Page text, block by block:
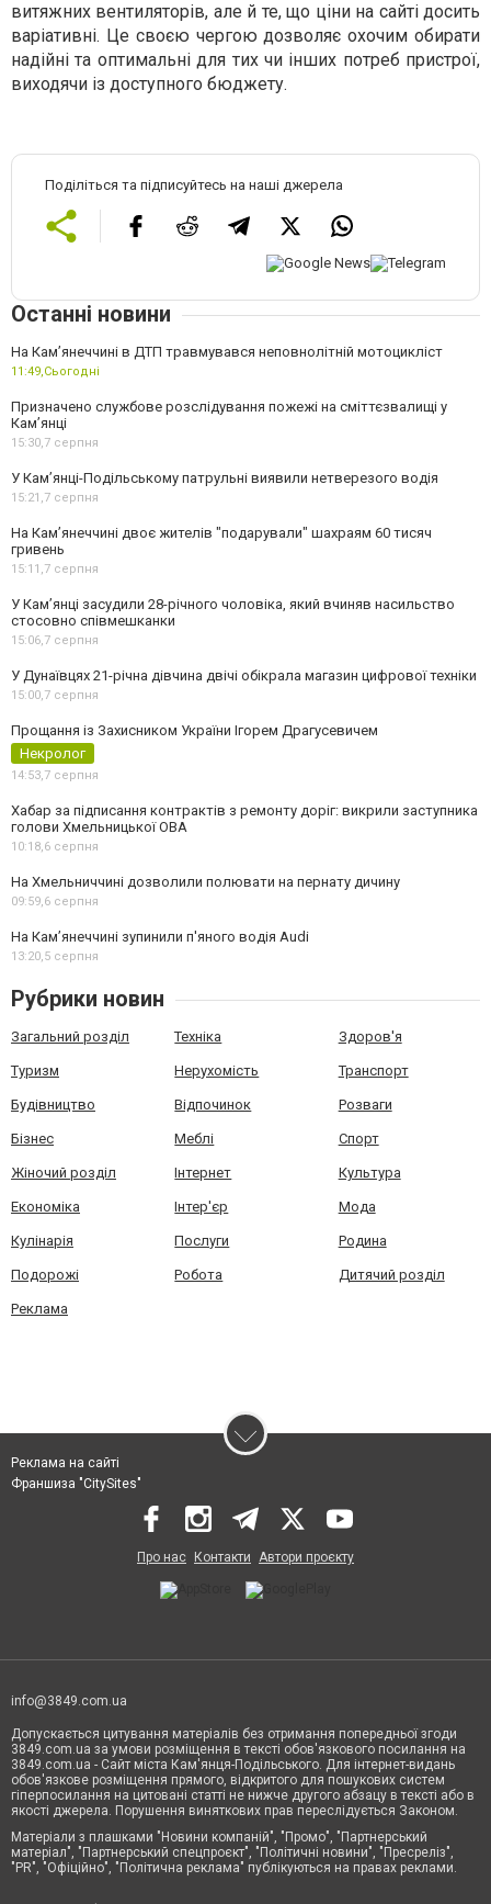
витяжних вентиляторів, але й те, що ціни на сайті досить
варіативні. Це своєю чергою дозволяє охочим обирати
надійні та оптимальні для тих чи інших потреб пристрої,
виходячи із доступного бюджету.
Поділіться та підписуйтесь на наші джерела
Останні новини
На Кам’янеччині в ДТП травмувався неповнолітній мотоцикліст
11:49, Сьогодні
Призначено службове розслідування пожежі на сміттєзвалищі у
Кам’янці
15:30, 7 серпня
У Кам’янці-Подільському патрульні виявили нетверезого водія
15:21, 7 серпня
На Камʼянеччині двоє жителів "подарували" шахраям 60 тисяч
гривень
15:11, 7 серпня
У Камʼянці засудили 28-річного чоловіка, який вчиняв насильство
стосовно співмешканки
15:06, 7 серпня
У Дунаївцях 21-річна дівчина двічі обікрала магазин цифрової техніки
15:00, 7 серпня
Прощання із Захисником України Ігорем Драгусевичем
Некролог
14:53, 7 серпня
Хабар за підписання контрактів з ремонту доріг: викрили заступника
голови Хмельницької ОВА
10:18, 6 серпня
На Хмельниччині дозволили полювати на пернату дичину
09:59, 6 серпня
На Камʼянеччині зупинили п'яного водія Audi
13:20, 5 серпня
Рубрики новин
Загальний розділ Техніка Здоров'я
Туризм Нерухомість Транспорт
Будівництво Відпочинок Розваги
Бізнес Меблі Спорт
Жіночий розділ Інтернет Культура
Економіка Інтер'єр Мода
Кулінарія Послуги Родина
Подорожі Робота Дитячий розділ
Реклама
Реклама на сайті
Франшиза "CitySites"
Про нас Контакти Автори проєкту
info@3849.com.ua
Допускається цитування матеріалів без отримання попередньої згоди
3849.com.ua за умови розміщення в тексті обов'язкового посилання на
3849.com.ua - Сайт міста Кам'янця-Подільського. Для інтернет-видань
обов'язкове розміщення прямого, відкритого для пошукових систем
гіперпосилання на цитовані статті не нижче другого абзацу в тексті або в
якості джерела. Порушення виняткових прав переслідується Законом.
Матеріали з плашками "Новини компаній", "Промо", "Партнерський
матеріал", "Партнерський спецпроєкт", "Політичні новини", "Пресреліз",
"PR", "Офіційно", "Політична реклама" публікуються на правах реклами.